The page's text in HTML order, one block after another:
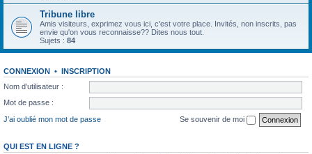
Tribune libre
Amis visiteurs, exprimez vous ici, c'est votre place. Invités, non inscrits, pas
envie qu'on vous reconnaisse?? Dites nous tout.
Sujets : 84
CONNEXION • INSCRIPTION
Nom d’utilisateur :
Mot de passe :
J’ai oublié mon mot de passe
Se souvenir de moi
QUI EST EN LIGNE ?